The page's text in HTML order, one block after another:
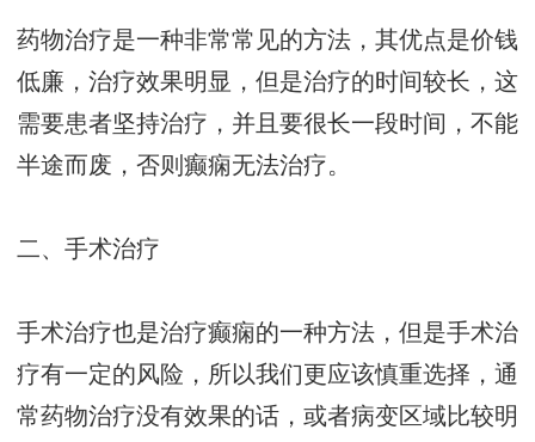
药物治疗是一种非常常见的方法，其优点是价钱
低廉，治疗效果明显，但是治疗的时间较长，这
需要患者坚持治疗，并且要很长一段时间，不能
半途而废，否则癫痫无法治疗。
二、手术治疗
手术治疗也是治疗癫痫的一种方法，但是手术治
疗有一定的风险，所以我们更应该慎重选择，通
常药物治疗没有效果的话，或者病变区域比较明